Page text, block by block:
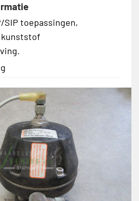
SIP toepassingen,
kunststof